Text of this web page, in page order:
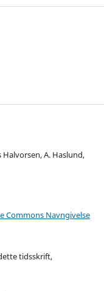
A. Haslund,
Commons Navngivelse
tidsskrift,